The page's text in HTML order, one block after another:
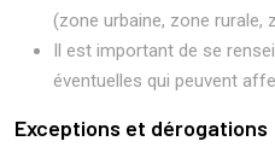
(zone urbaine, zone rurale,
Il est important de se
éventuelles qui peuvent
Exceptions et dérogations